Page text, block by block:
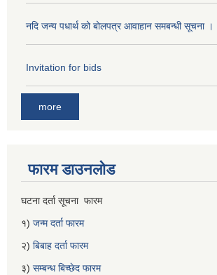
नदि जन्य पधार्थ को बोलपत्र आवाहान समबन्धी सूचना ।
Invitation for bids
more
फारम डाउनलोड
घटना दर्ता सूचना फारम
१) जन्म दर्ता फारम
२) बिबाह दर्ता फारम
३) सम्बन्ध बिच्छेद फारम